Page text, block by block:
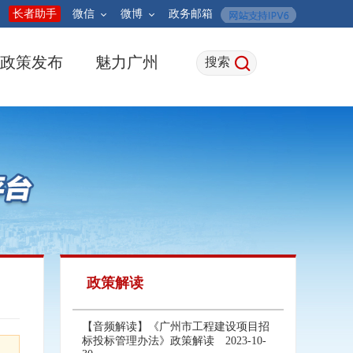
长者助手 微信 微博 政务邮箱
搜索
政策发布 魅力广州
政策解读
【音频解读】《广州市工程建设项目招
标投标管理办法》政策解读
2023-10-